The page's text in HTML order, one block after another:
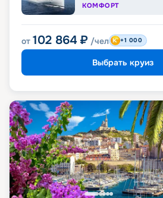
КОМФОРТ
от 102 864 ₽ /чел +1 000
Выбрать круиз